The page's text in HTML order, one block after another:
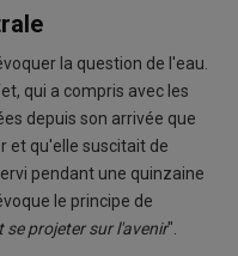
la question de l'eau.
qui a compris avec les
depuis son arrivée que
et qu'elle suscitait de
pendant une quinzaine
le principe de
projeter sur l'avenir".